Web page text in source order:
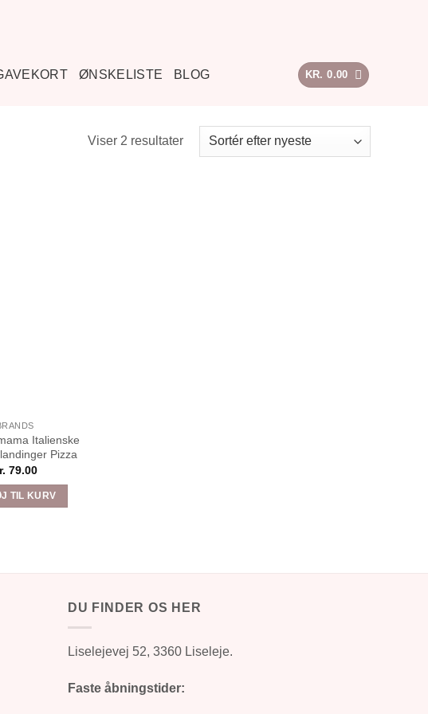
ØNSKELISTE BLOG KR. 0.00
Viser 2 resultaterSorteret
efter
Italienske
Pizza
79.00
TIL KURV
DU FINDER OS HER
Liselejevej 52, 3360 Liseleje.
Faste åbningstider: